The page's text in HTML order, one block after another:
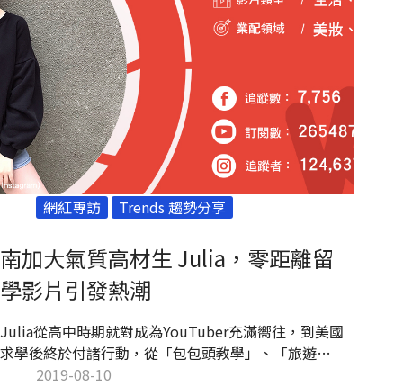
網紅專訪 Trends 趨勢分享
南加大氣質高材生 Julia，零距離留
學影片引發熱潮
Julia從高中時期就對成為YouTuber充滿嚮往，到美國
求學後終於付諸行動，從「包包頭教學」、「旅遊
Vlog：跟著我去紐約」、「韓國起司辣泡麵挑戰」、
2019-08-10